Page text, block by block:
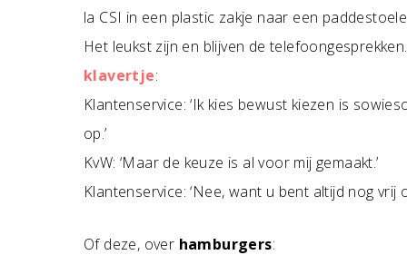
la CSI in een plastic zakje naar een
Het leukst zijn en blijven de
klavertje:
Klantenservice: ‘Ik kies bewust kiezen is
op.’
KvW: ‘Maar de keuze is al voor mij gemaakt.’
Klantenservice: ‘Nee, want u bent altijd nog vrij
Of deze, over hamburgers: